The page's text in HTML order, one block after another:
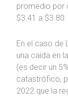
promedio por
$3.41 a $3.80.
En el caso de
una caída en
(es decir un
catastrófico,
2022 que la